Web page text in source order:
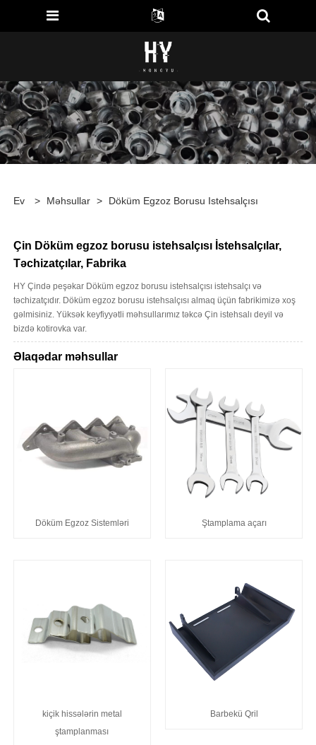
Ev > Məhsullar > Döküm Egzoz Borusu Istehsalçısı
Çin Döküm egzoz borusu istehsalçısı İstehsalçılar,
Təchizatçılar, Fabrika
HY Çində peşəkar Döküm egzoz borusu istehsalçısı istehsalçı və
təchizatçıdır. Döküm egzoz borusu istehsalçısı almaq üçün fabrikimizə xoş
gəlmisiniz. Yüksək keyfiyyətli məhsullarımız təkcə Çin istehsalı deyil və
bizdə kotirovka var.
Əlaqədar məhsullar
Döküm Egzoz Sistemləri Ştamplama açarı
kiçik hissələrin metal
ştamplanması
Barbekü Qril